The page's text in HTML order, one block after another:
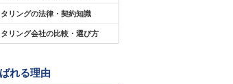
リングの法律・契約知識
リング会社の比較・選び方
れる理由